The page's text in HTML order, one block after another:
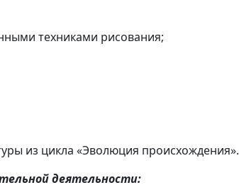
техниками рисования;
из цикла «Эволюция происхождения».
деятельности: